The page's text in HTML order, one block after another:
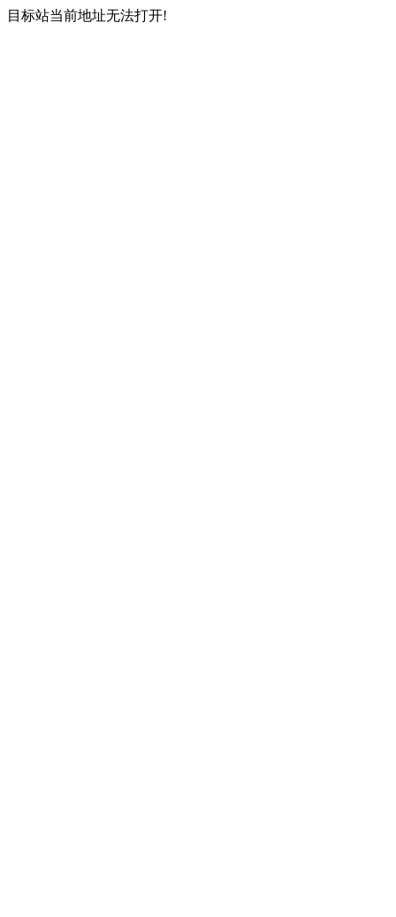
目标站当前地址无法打开!